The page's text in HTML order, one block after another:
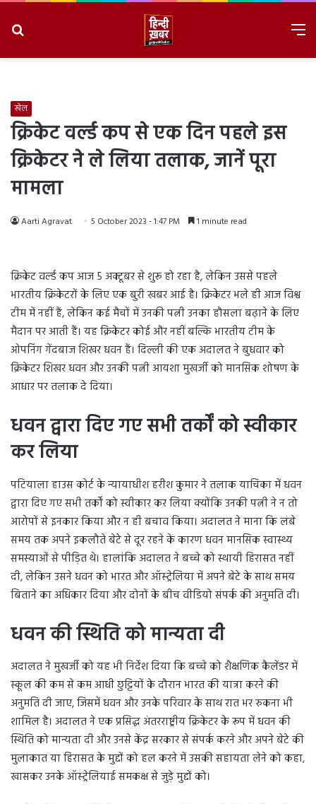
खेल
क्रिकेट वर्ल्ड कप से एक दिन पहले इस
क्रिकेटर ने ले लिया तलाक, जानें पूरा
मामला
Aarti Agravat 5 October 2023 - 1:47 PM 1 minute read
क्रिकेट वर्ल्ड कप आज 5 अक्टूबर से शुरू हो रहा है, लेकिन उससे पहले
भारतीय क्रिकेटरों के लिए एक बुरी खबर आई है। क्रिकेटर भले ही आज विश्व
टीम में नहीं हैं, लेकिन कई मैचों में उनकी पत्नी उनका हौसला बढ़ाने के लिए
मैदान पर आती हैं। यह क्रिकेटर कोई और नहीं बल्कि भारतीय टीम के
ओपनिंग गेंदबाज शिखर धवन हैं। दिल्ली की एक अदालत ने बुधवार को
क्रिकेटर शिखर धवन और उनकी पत्नी आयशा मुखर्जी को मानसिक शोषण के
आधार पर तलाक दे दिया।
धवन द्वारा दिए गए सभी तर्कों को स्वीकार
कर लिया
पटियाला हाउस कोर्ट के न्यायाधीश हरीश कुमार ने तलाक याचिका में धवन
द्वारा दिए गए सभी तर्कों को स्वीकार कर लिया क्योंकि उनकी पत्नी ने न तो
आरोपों से इनकार किया और न ही बचाव किया। अदालत ने माना कि लंबे
समय तक अपने इकलौते बेटे से दूर रहने के कारण धवन मानसिक स्वास्थ्य
समस्याओं से पीड़ित थे। हालांकि अदालत ने बच्चे को स्थायी हिरासत नहीं
दी, लेकिन उसने धवन को भारत और ऑस्ट्रेलिया में अपने बेटे के साथ समय
बिताने का अधिकार दिया और दोनों के बीच वीडियो संपर्क की अनुमति दी।
धवन की स्थिति को मान्यता दी
अदालत ने मुखर्जी को यह भी निर्देश दिया कि बच्चे को शैक्षणिक कैलेंडर में
स्कूल की कम से कम आधी छुट्टियों के दौरान भारत की यात्रा करने की
अनुमति दी जाए, जिसमें धवन और उनके परिवार के साथ रात भर रुकना भी
शामिल है। अदालत ने एक प्रसिद्ध अंतरराष्ट्रीय क्रिकेटर के रूप में धवन की
स्थिति को मान्यता दी और उनसे केंद्र सरकार से संपर्क करने और अपने बेटे की
मुलाकात या हिरासत के मुद्दों को हल करने में उसकी सहायता लेने को कहा,
खासकर उनके ऑस्ट्रेलियाई समकक्ष से जुड़े मुद्दों को।